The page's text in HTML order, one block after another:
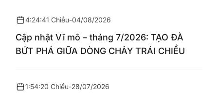
4:24:41 Chiều-04/08/2026
Cập nhật Vĩ mô – tháng 7/2026: TẠO ĐÀ
BỨT PHÁ GIỮA DÒNG CHẢY TRÁI CHIỀU
1:54:20 Chiều-28/07/2026